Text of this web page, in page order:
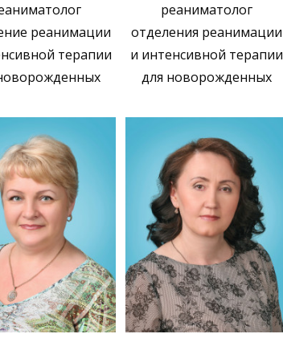
реанимации
терапии
реаниматолог
отделения реанимации
и интенсивной терапии
для новорожденных